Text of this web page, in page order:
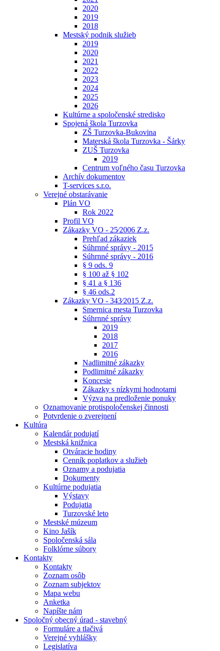
2020
2019
2018
Mestský podnik služieb
2019
2020
2021
2022
2023
2024
2025
2026
Kultúrne a spoločenské stredisko
Spojená škola Turzovka
ZŠ Turzovka-Bukovina
Materská škola Turzovka - Šárky
ZUŠ Turzovka
2019
Centrum voľného času Turzovka
Archív dokumentov
T-services s.r.o.
Verejné obstarávanie
Plán VO
Rok 2022
Profil VO
Zákazky VO - 25⁄2006 Z.z.
Prehľad zákaziek
Súhrnné správy - 2015
Súhrnné správy - 2016
§ 9 ods. 9
§ 100 až § 102
§ 41 a § 136
§ 46 ods.2
Zákazky VO - 343⁄2015 Z.z.
Smernica mesta Turzovka
Súhrnné správy
2019
2018
2017
2016
Nadlimitné zákazky
Podlimitné zákazky
Koncesie
Zákazky s nízkymi hodnotami
Výzva na predloženie ponuky
Oznamovanie protispoločenskej činnosti
Potvrdenie o zverejnení
Kultúra
Kalendár podujatí
Mestská knižnica
Otváracie hodiny
Cenník poplatkov a služieb
Oznamy a podujatia
Dokumenty
Kultúrne podujatia
Výstavy
Podujatia
Turzovské leto
Mestské múzeum
Kino Jašík
Spoločenská sála
Folklórne súbory
Kontakty
Kontakty
Zoznam osôb
Zoznam subjektov
Mapa webu
Anketka
Napíšte nám
Spoločný obecný úrad - stavebný
Formuláre a tlačivá
Verejné vyhlášky
Legislatíva